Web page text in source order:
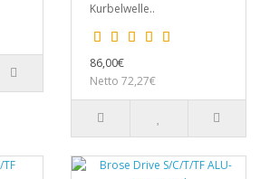
Kurbelwelle..
86,00€
Netto 72,27€